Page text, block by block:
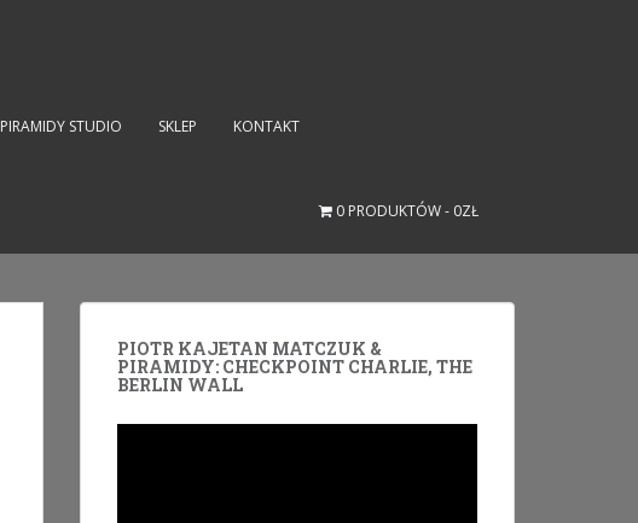
PIRAMIDY STUDIO SKLEP KONTAKT
0 PRODUKTÓW 0ZŁ
PIOTR KAJETAN MATCZUK &
PIRAMIDY: CHECKPOINT CHARLIE, THE
BERLIN WALL